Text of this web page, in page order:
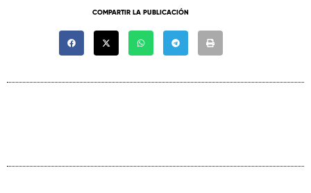
COMPARTIR LA PUBLICACIÓN